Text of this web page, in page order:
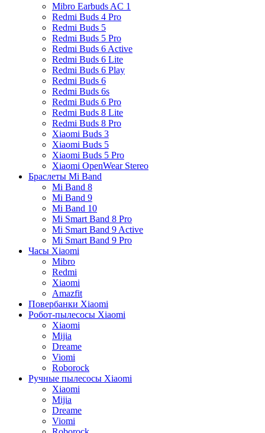
Mibro Earbuds AC 1
Redmi Buds 4 Pro
Redmi Buds 5
Redmi Buds 5 Pro
Redmi Buds 6 Active
Redmi Buds 6 Lite
Redmi Buds 6 Play
Redmi Buds 6
Redmi Buds 6s
Redmi Buds 6 Pro
Redmi Buds 8 Lite
Redmi Buds 8 Pro
Xiaomi Buds 3
Xiaomi Buds 5
Xiaomi Buds 5 Pro
Xiaomi OpenWear Stereo
Браслеты Mi Band
Mi Band 8
Mi Band 9
Mi Band 10
Mi Smart Band 8 Pro
Mi Smart Band 9 Active
Mi Smart Band 9 Pro
Часы Xiaomi
Mibro
Redmi
Xiaomi
Amazfit
Повербанки Xiaomi
Робот-пылесосы Xiaomi
Xiaomi
Mijia
Dreame
Viomi
Roborock
Ручные пылесосы Xiaomi
Xiaomi
Mijia
Dreame
Viomi